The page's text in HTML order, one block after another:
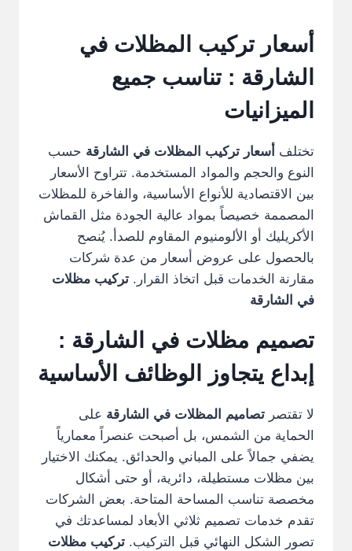
أسعار تركيب المظلات في
الشارقة : تناسب جميع
الميزانيات
تختلف أسعار تركيب المظلات في الشارقة حسب
النوع والحجم والمواد المستخدمة. تتراوح الأسعار
بين الاقتصادية للأنواع الأساسية، والفاخرة للمظلات
المصممة خصيصاً بمواد عالية الجودة مثل القماش
الأكريليك أو الألومنيوم المقاوم للصدأ. يُنصح
بالحصول على عروض أسعار من عدة شركات
مقارنة الخدمات قبل اتخاذ القرار. تركيب مظلات
في الشارقة
تصميم مظلات في الشارقة :
إبداع يتجاوز الوظائف الأساسية
لا تقتصر تصاميم المظلات في الشارقة على
الحماية من الشمس، بل أصبحت عنصراً معمارياً
يضفي جمالاً على المباني والحدائق. يمكنك الاختيار
بين مظلات مستطيلة، دائرية، أو حتى أشكال
مخصصة تناسب المساحة المتاحة. بعض الشركات
تقدم خدمات تصميم ثلاثي الأبعاد لمساعدتك في
تصور الشكل النهائي قبل التركيب. تركيب مظلات